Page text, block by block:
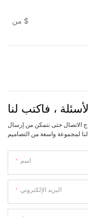
$
، فاكتب لنا
الاتصال حتى نتمكن من إرسال
اسم
البريد الإلكتروني